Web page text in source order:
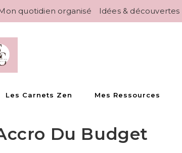
quotidien organisé Idées & découvertes
Les Carnets Zen Mes Ressources
Du Budget